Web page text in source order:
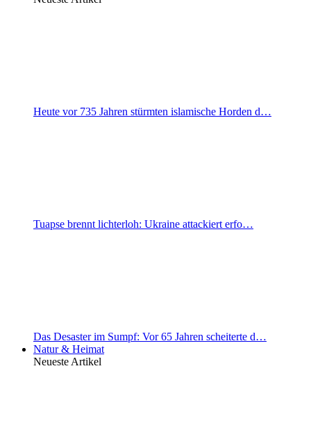
Heute vor 735 Jahren stürmten islamische Horden d…
Tuapse brennt lichterloh: Ukraine attackiert erfo…
Das Desaster im Sumpf: Vor 65 Jahren scheiterte d…
Natur & Heimat
Neueste Artikel